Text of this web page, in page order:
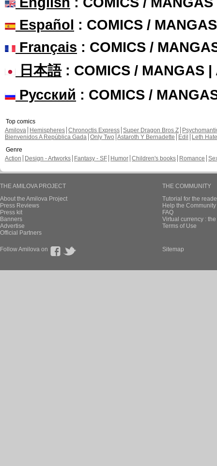
Español : COMICS /
Français : COMICS /
日本語: COMICS / MANGAS |
Русский : COMICS /
Top comics
Amilova
Hemispheres Chronoctis Express Super Dragon Bros Z
Bienvenidos A República Gada Only Two Astaroth Y Bernadette Edil
Leth Hate
Genre
Action
Design - Artworks Fantasy - SF Humor Children's books Romance
THE AMILOVA PROJECT
About the Amilova Project
Press Reviews
Press kit
Banners
Advertise
Official Partners
THE COMMUNITY
Tutorial for the
Help the
FAQ
Virtual currency :
Terms of Use
Follow Amilova on Sitemap